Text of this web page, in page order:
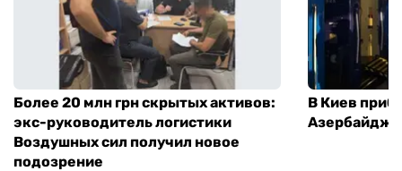
Более 20 млн грн скрытых активов:
экс-руководитель логистики
Воздушных сил получил новое
подозрение
В Киев